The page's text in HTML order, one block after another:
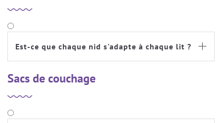
Est-ce que chaque nid s'adapte à chaque lit ? 
Sacs de couchage